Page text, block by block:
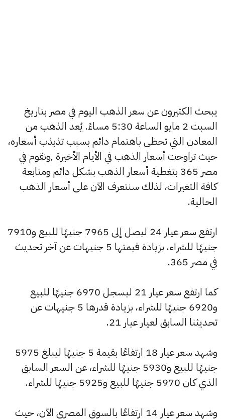
يبحث الكثيرون عن سعر الذهب اليوم في مصر بتاريخ
السبت 2 مايو الساعة 5:30 مساءً. يُعد الذهب من
المعادن التي تحظى باهتمام دائم بسبب تذبذب أسعاره،
حيث تراوحت أسعار الذهب في الأيام الأخيرة ,ونقوم في
مصر 365 بتغطية أسعار الذهب بشكل دائم ومتابعة
كافة التغيرات، لذلك سنتعرف الآن على أسعار الذهب
الحالية.
ارتفع سعر عيار 24 ليصل إلى 7965 جنيهًا للبيع و7910
جنيهًا للشراء، بزيادة قيمتها 5 جنيهات عن آخر تحديث
في مصر 365.
كما ارتفع سعر عيار 21 ليسجل 6970 جنيهًا للبيع
و6920 جنيهًا للشراء، بزيادة قدرها 5 جنيهات عن
تحديثنا السابق لعيار عيار 21.
وشهد سعر عيار 18 ارتفاعًا بقيمة 5 جنيهًا ليبلغ 5975
جنيهًا للبيع و5930 جنيهًا للشراء، عن السعر السابق
الذي كان 5970 جنيهًا للبيع و5925 جنيهًا للشراء.
وشهد سعر عيار 14 ارتفاعًا بالسوق المصري الآن، حيث